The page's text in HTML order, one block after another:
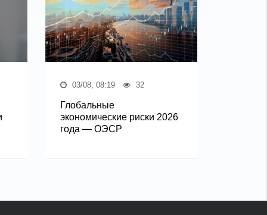
03/08, 08:19 32
Глобальные
экономические риски 2026
года — ОЭСР